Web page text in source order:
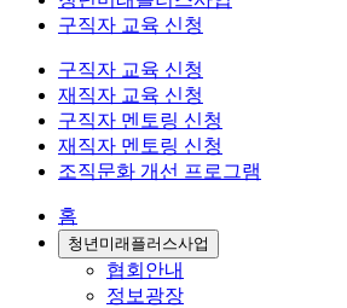
구직자 교육 신청
구직자 교육 신청
재직자 교육 신청
구직자 멘토링 신청
재직자 멘토링 신청
조직문화 개선 프로그램
홈
청년미래플러스사업
협회안내
정보광장